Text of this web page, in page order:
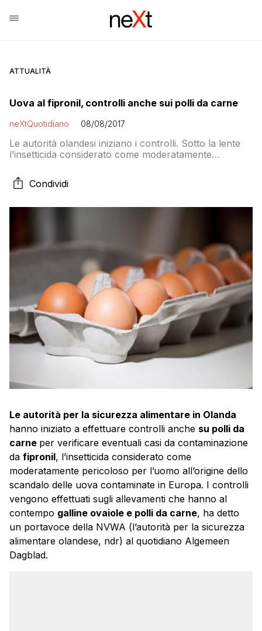
ATTUALITÀ
Uova al fipronil, controlli anche sui polli da carne
neXtQuotidiano 08/08/2017
Le autorità olandesi iniziano i controlli. Sotto la lente
l’insetticida considerato come moderatamente
uova contaminate in Europa
Condividi
Le autorità per la sicurezza alimentare in Olanda
hanno iniziato a effettuare controlli anche su polli da
carne per verificare eventuali casi da contaminazione
da fipronil, l’insetticida considerato come
moderatamente pericoloso per l’uomo all’origine dello
scandalo delle uova contaminate in Europa. I controlli
vengono effettuati sugli allevamenti che hanno al
contempo galline ovaiole e polli da carne, ha detto
un portavoce della NVWA (l’autorità per la sicurezza
alimentare olandese, ndr) al quotidiano Algemeen
Dagblad.